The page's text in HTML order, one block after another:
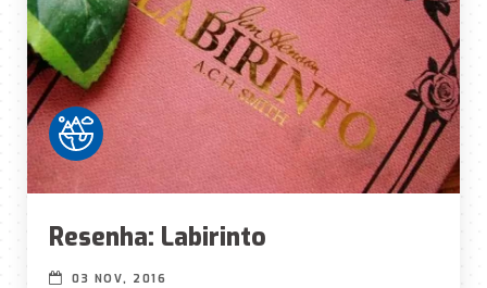
Resenha: Labirinto
03 NOV, 2016